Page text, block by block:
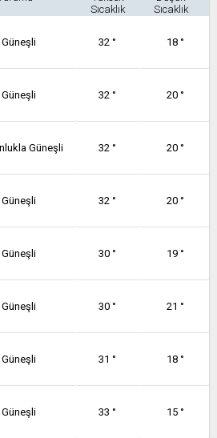
Sıcaklık
Sıcaklık
Güneşli 32 ° 18 °
Güneşli 32 ° 20 °
Güneşli 32 ° 20 °
Güneşli 32 ° 20 °
Güneşli 30 ° 19 °
Güneşli 30 ° 21 °
Güneşli 31 ° 18 °
Güneşli 33 ° 15 °